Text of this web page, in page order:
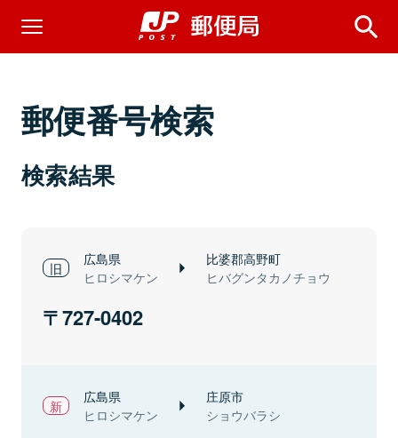
郵便番号検索
検索結果
広島県
ヒロシマケン
比婆郡高野町
ヒバグンタカノチョウ
727-0402
広島県
ヒロシマケン
庄原市
ショウバラシ